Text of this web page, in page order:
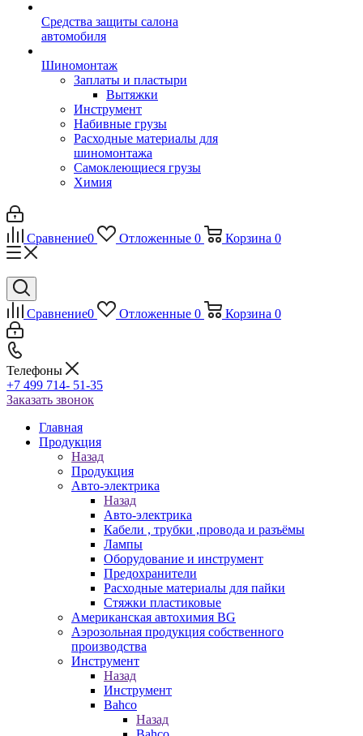
Средства защиты салона
автомобиля
Шиномонтаж
Заплаты и пластыри
Вытяжки
Инструмент
Набивные грузы
Расходные материалы для
шиномонтажа
Самоклеющиеся грузы
Химия
Сравнение0 Отложенные 0 Корзина 0
Сравнение0 Отложенные 0 Корзина 0
Телефоны
+7 499 714- 51-35
Заказать звонок
Главная
Продукция
Назад
Продукция
Авто-электрика
Назад
Авто-электрика
Кабели , трубки ,провода и разъёмы
Лампы
Оборудование и инструмент
Предохранители
Расходные материалы для пайки
Стяжки пластиковые
Американская автохимия BG
Аэрозольная продукция собственного
производства
Инструмент
Назад
Инструмент
Bahco
Назад